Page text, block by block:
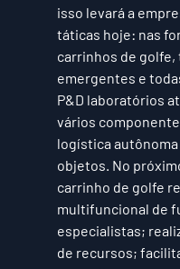
isso levará a
táticas hoje: nas
carrinhos de
emergentes e
P&D laboratórios
vários
logística
objetos. No
carrinho de golfe
multifuncional de
especialistas;
de recursos;